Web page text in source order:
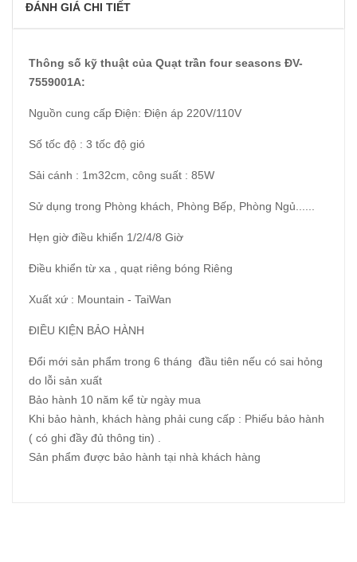
ĐÁNH GIÁ CHI TIẾT
Thông số kỹ thuật của Quạt trần four seasons ĐV-
7559001A:
Nguồn cung cấp Điện: Điện áp 220V/110V
Số tốc độ : 3 tốc độ gió
Sải cánh : 1m32cm, công suất : 85W
Sử dụng trong Phòng khách, Phòng Bếp, Phòng Ngủ......
Hẹn giờ điều khiển 1/2/4/8 Giờ
Điều khiển từ xa , quạt riêng bóng Riêng
Xuất xứ : Mountain - TaiWan
ĐIỀU KIỆN BẢO HÀNH
Đổi mới sản phẩm trong 6 tháng đầu tiên nếu có sai hỏng
do lỗi sản xuất
Bảo hành 10 năm kể từ ngày mua
Khi bảo hành, khách hàng phải cung cấp : Phiếu bảo hành
( có ghi đầy đủ thông tin) .
Sản phẩm được bảo hành tại nhà khách hàng